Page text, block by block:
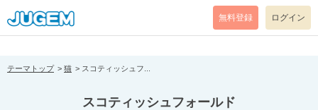
[pear_error: message="Success" code=0 mode=return level=notice
prefix="" info=""]
無料登録 ログイン
テーマトップ 猫 スコティッシュフ...
スコティッシュフォールド